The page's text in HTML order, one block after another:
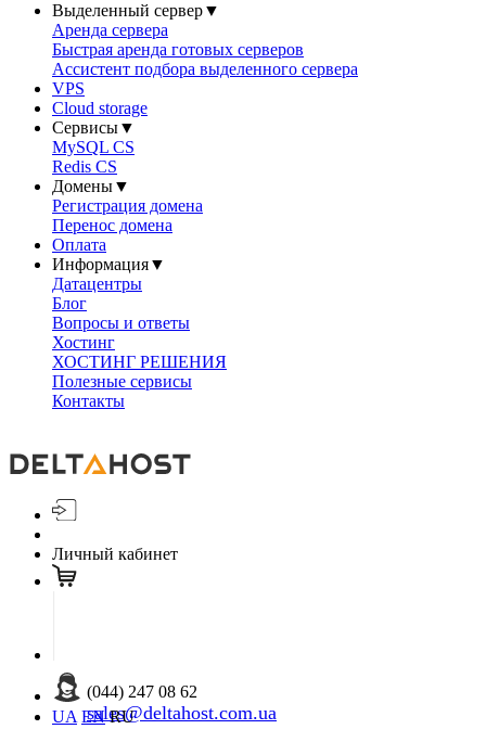
Выделенный сервер▼
Аренда сервера
Быстрая аренда готовых серверов
Ассистент подбора выделенного сервера
VPS
Cloud storage
Сервисы▼
MySQL CS
Redis CS
Домены▼
Регистрация домена
Перенос домена
Оплата
Информация▼
Датацентры
Блог
Вопросы и ответы
Хостинг
ХОСТИНГ РЕШЕНИЯ
Полезные сервисы
Контакты
Личный кабинет
(044) 247 08 62
sales@deltahost.com.ua
UA EN RU